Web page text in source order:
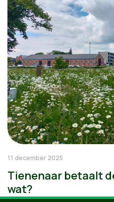
11 december 2025
Tienenaar betaalt
wat?